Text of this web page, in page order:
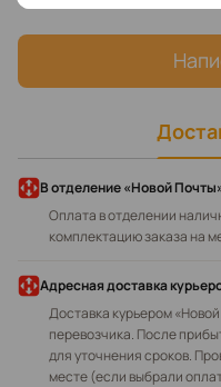
В отделение «Новой
Оплата в отделении
комплектацию заказа на
Адресная доставка
Доставка курьером
перевозчика. После
для уточнения сроков.
месте (если выбрали